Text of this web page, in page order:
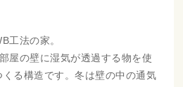
工法の家。
屋の壁に湿気が透過する物を使
る構造です。冬は壁の中の通気